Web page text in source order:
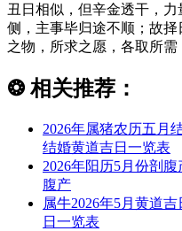
丑日相似，但辛金透干，
侧，主事毕归途不顺；故
之物，所求之愿，各取所需
❂ 相关推荐：
2026年属猪农历五月
结婚黄道吉日一览表
2026年阳历5月份剖
腹产
属牛2026年5月黄道
日一览表